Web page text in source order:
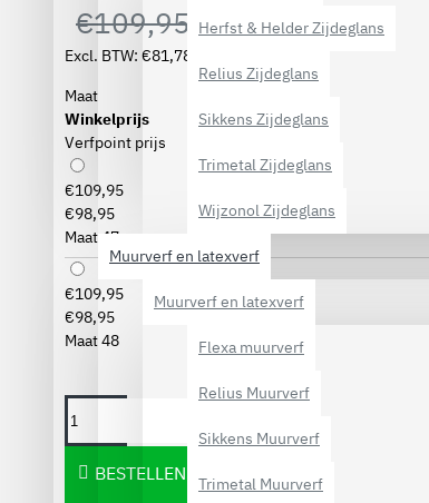
Herfst & Helder Zijdeglans
Relius Zijdeglans
Sikkens Zijdeglans
Trimetal Zijdeglans
Wijzonol Zijdeglans
Muurverf en latexverf
Muurverf en latexverf
Flexa muurverf
Relius Muurverf
Sikkens Muurverf
Trimetal Muurverf
€109,95
Excl. BTW: €81,78
Maat
Winkelprijs
Verfpoint prijs
€109,95
€98,95
Maat 47
€109,95
€98,95
Maat 48
BESTELLEN